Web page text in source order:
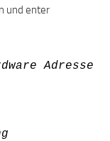
und enter
Adresse